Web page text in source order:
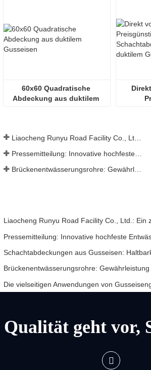
60x60 Quadratische
Abdeckung aus duktilem
Schachtabdeckungen aus Gusseisen: